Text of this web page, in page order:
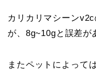
カリカリマシーン
が、8g~10gと誤差が
またペットによって